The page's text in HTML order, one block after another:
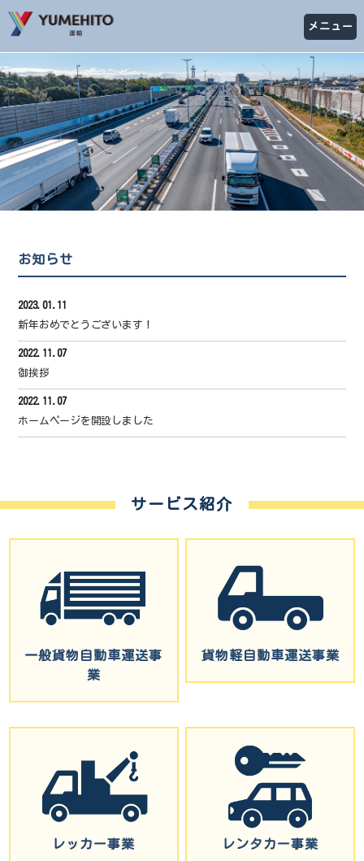
メニュー
お知らせ
2023.01.11
新年おめでとうございます！
2022.11.07
御挨拶
2022.11.07
ホームページを開設しました
サービス紹介
一般貨物自動車運送事
業
貨物軽自動車運送事業
レッカー事業 レンタカー事業